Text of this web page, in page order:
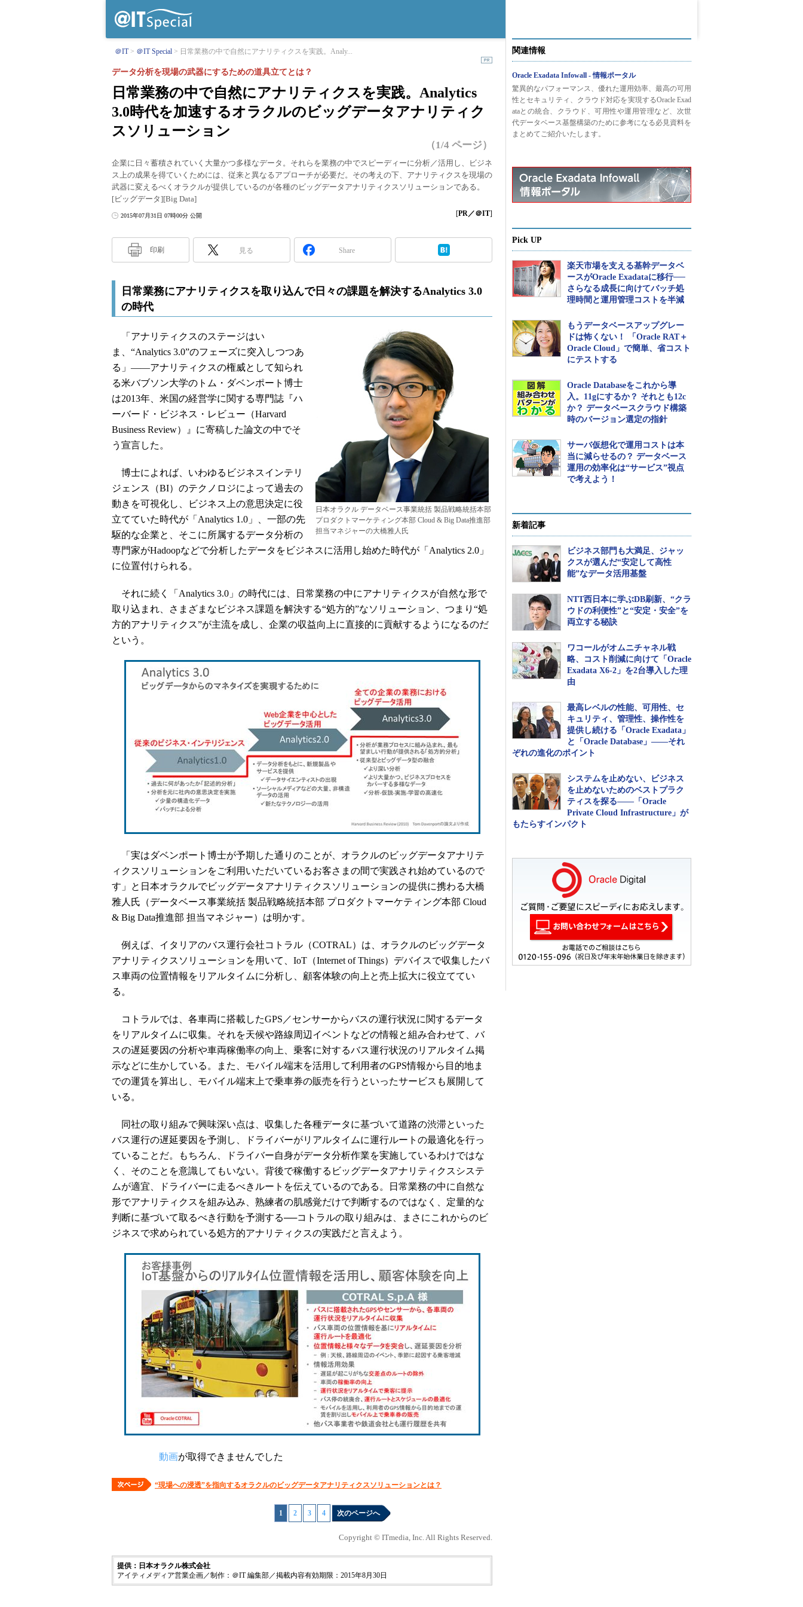
＠IT ＠IT Special 日常業務の中で自然にアナリティクスを実践。Analy...
日常業務の中で自然にアナリティクスを実践。Analytics
3.0時代を加速するオラクルのビッグデータアナリティク
スソリューション
データ分析を現場の武器にするための道具立てとは？
（1/4 ページ）
企業に日々蓄積されていく大量かつ多様なデータ。それらを業務の中でスピーディーに分析／活用し、ビジネ
ス上の成果を得ていくためには、従来と異なるアプローチが必要だ。その考えの下、アナリティクスを現場の
武器に変えるべくオラクルが提供しているのが各種のビッグデータアナリティクスソリューションである。
[ビッグデータ][Big Data]
2015年07月31日 07時00分 公開 [PR／＠IT]
印刷 見る Share
日常業務にアナリティクスを取り込んで日々の課題を解決するAnalytics 3.0
の時代
日本オラクル データベース事業統括 製品戦略統括本部
プロダクトマーケティング本部 Cloud & Big Data推進部
担当マネジャーの大橋雅人氏
「アナリティクスのステージはい
ま、“Analytics 3.0”のフェーズに突入しつつあ
る」――アナリティクスの権威として知られ
る米バブソン大学のトム・ダベンポート博士
は2013年、米国の経営学に関する専門誌『ハ
ーバード・ビジネス・レビュー（Harvard
Business Review）』に寄稿した論文の中でそ
う宣言した。
博士によれば、いわゆるビジネスインテリ
ジェンス（BI）のテクノロジによって過去の
動きを可視化し、ビジネス上の意思決定に役
立てていた時代が「Analytics 1.0」、一部の先
駆的な企業と、そこに所属するデータ分析の
専門家がHadoopなどで分析したデータをビジネスに活用し始めた時代が「Analytics 2.0」
に位置付けられる。
それに続く「Analytics 3.0」の時代には、日常業務の中にアナリティクスが自然な形で
取り込まれ、さまざまなビジネス課題を解決する“処方的”なソリューション、つまり“処
方的アナリティクス”が主流を成し、企業の収益向上に直接的に貢献するようになるのだ
という。
「実はダベンポート博士が予期した通りのことが、オラクルのビッグデータアナリテ
ィクスソリューションをご利用いただいているお客さまの間で実践され始めているので
す」と日本オラクルでビッグデータアナリティクスソリューションの提供に携わる大橋
雅人氏（データベース事業統括 製品戦略統括本部 プロダクトマーケティング本部 Cloud
& Big Data推進部 担当マネジャー）は明かす。
例えば、イタリアのバス運行会社コトラル（COTRAL）は、オラクルのビッグデータ
アナリティクスソリューションを用いて、IoT（Internet of Things）デバイスで収集したバ
ス車両の位置情報をリアルタイムに分析し、顧客体験の向上と売上拡大に役立ててい
る。
コトラルでは、各車両に搭載したGPS／センサーからバスの運行状況に関するデータ
をリアルタイムに収集。それを天候や路線周辺イベントなどの情報と組み合わせて、バ
スの遅延要因の分析や車両稼働率の向上、乗客に対するバス運行状況のリアルタイム掲
示などに生かしている。また、モバイル端末を活用して利用者のGPS情報から目的地ま
での運賃を算出し、モバイル端末上で乗車券の販売を行うといったサービスも展開して
いる。
同社の取り組みで興味深い点は、収集した各種データに基づいて道路の渋滞といった
バス運行の遅延要因を予測し、ドライバーがリアルタイムに運行ルートの最適化を行っ
ていることだ。もちろん、ドライバー自身がデータ分析作業を実施しているわけではな
く、そのことを意識してもいない。背後で稼働するビッグデータアナリティクスシステ
ムが適宜、ドライバーに走るべきルートを伝えているのである。日常業務の中に自然な
形でアナリティクスを組み込み、熟練者の肌感覚だけで判断するのではなく、定量的な
判断に基づいて取るべき行動を予測する──コトラルの取り組みは、まさにこれからのビ
ジネスで求められている処方的アナリティクスの実践だと言えよう。
動画が取得できませんでした
“現場への浸透”を指向するオラクルのビッグデータアナリティクスソリューションとは？
1 2 3 4 次のページへ
Copyright © ITmedia, Inc. All Rights Reserved.
提供：日本オラクル株式会社
アイティメディア営業企画／制作：＠IT 編集部／掲載内容有効期限：2015年8月30日
関連情報
Oracle Exadata Infowall - 情報ポータル
驚異的なパフォーマンス、優れた運用効率、最高の可用
性とセキュリティ、クラウド対応を実現するOracle Exad
ataとの統合、クラウド、可用性や運用管理など、次世
代データベース基盤構築のために参考になる必見資料を
まとめてご紹介いたします。
Pick UP
楽天市場を支える基幹データベ
ースがOracle Exadataに移行──
さらなる成長に向けてバッチ処
理時間と運用管理コストを半減
もうデータベースアップグレー
ドは怖くない！ 「Oracle RAT＋
Oracle Cloud」で簡単、省コスト
にテストする
Oracle Databaseをこれから導
入。11gにするか？ それとも12c
か？ データベースクラウド構築
時のバージョン選定の指針
サーバ仮想化で運用コストは本
当に減らせるの？ データベース
運用の効率化は“サービス”視点
で考えよう！
新着記事
ビジネス部門も大満足、ジャッ
クスが選んだ“安定して高性
能”なデータ活用基盤
NTT西日本に学ぶDB刷新、“クラ
ウドの利便性”と“安定・安全”を
両立する秘訣
ワコールがオムニチャネル戦
略、コスト削減に向けて「Oracle
Exadata X6-2」を2台導入した理
由
最高レベルの性能、可用性、セ
キュリティ、管理性、操作性を
提供し続ける「Oracle Exadata」
と「Oracle Database」――それ
ぞれの進化のポイント
システムを止めない、ビジネス
を止めないためのベストプラク
ティスを探る――「Oracle
Private Cloud Infrastructure」が
もたらすインパクト